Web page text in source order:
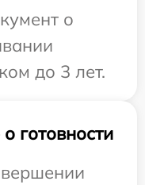
о
до 3 лет.
готовности